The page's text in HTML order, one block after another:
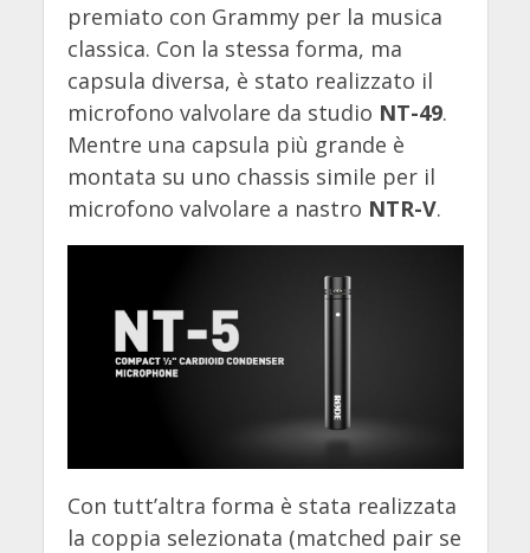
premiato con Grammy per la musica
classica. Con la stessa forma, ma
capsula diversa, è stato realizzato il
microfono valvolare da studio NT-49.
Mentre una capsula più grande è
montata su uno chassis simile per il
microfono valvolare a nastro NTR-V.
Con tutt’altra forma è stata realizzata
la coppia selezionata (matched pair se